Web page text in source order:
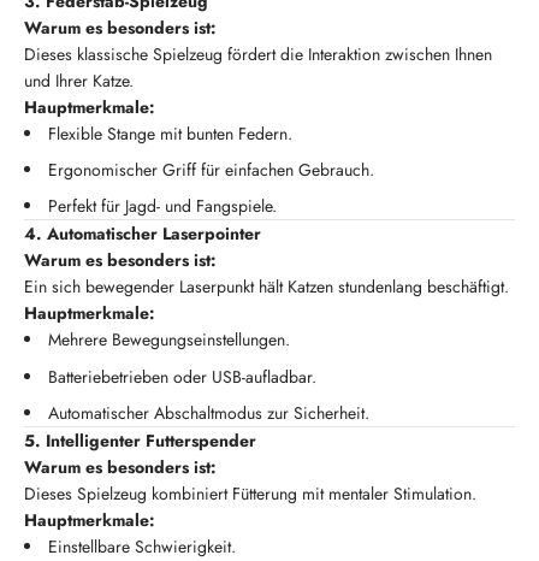
Warum es besonders ist:
Dieses klassische Spielzeug fördert die Interaktion zwischen Ihnen
und Ihrer Katze.
Hauptmerkmale:
Flexible Stange mit bunten Federn.
Ergonomischer Griff für einfachen Gebrauch.
Perfekt für Jagd- und Fangspiele.
4. Automatischer Laserpointer
Warum es besonders ist:
Ein sich bewegender Laserpunkt hält Katzen stundenlang beschäftigt.
Hauptmerkmale:
Mehrere Bewegungseinstellungen.
Batteriebetrieben oder USB-aufladbar.
Automatischer Abschaltmodus zur Sicherheit.
5. Intelligenter Futterspender
Warum es besonders ist:
Dieses Spielzeug kombiniert Fütterung mit mentaler Stimulation.
Hauptmerkmale:
Einstellbare Schwierigkeit.